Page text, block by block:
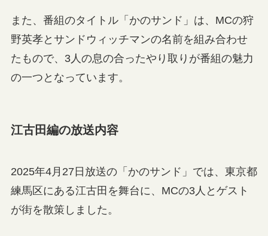
また、番組のタイトル「かのサンド」は、MCの狩
野英孝とサンドウィッチマンの名前を組み合わせ
たもので、3人の息の合ったやり取りが番組の魅力
の一つとなっています。
江古田編の放送内容
2025年4月27日放送の「かのサンド」では、東京都
練馬区にある江古田を舞台に、MCの3人とゲスト
が街を散策しました。